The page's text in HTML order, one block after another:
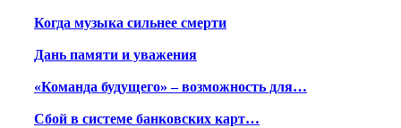
Когда музыка сильнее смерти
Дань памяти и уважения
«Команда будущего» – возможность для…
Сбой в системе банковских карт…